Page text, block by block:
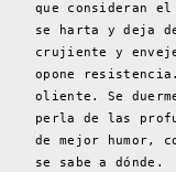
que consideran
se harta y deja
crujiente y
opone
oliente. Se
perla de las
de mejor humor,
se sabe a dónde.